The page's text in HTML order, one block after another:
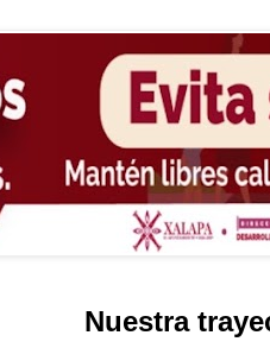
Nuestra